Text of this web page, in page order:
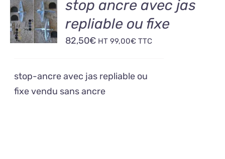
AU
PANIER
/
DÉTAILS
stop ancre avec jas
repliable ou fixe
82,50€ HT99,00€ TTC
stop-ancre avec jas repliable ou
fixe vendu sans ancre